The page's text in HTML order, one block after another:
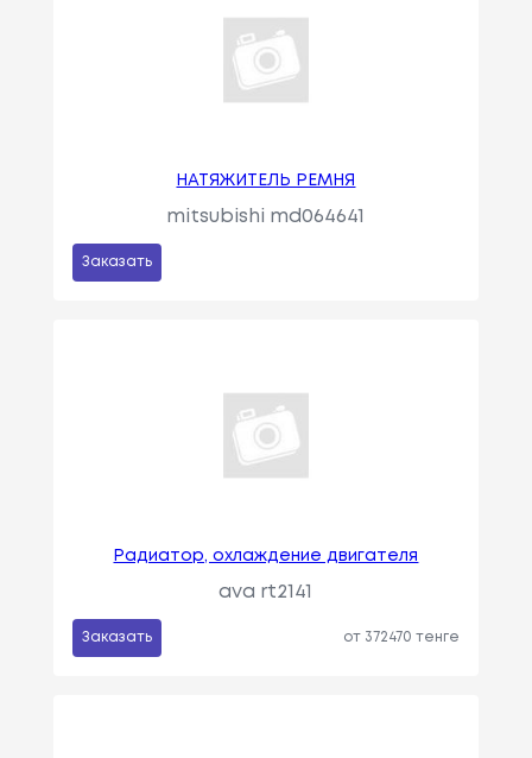
НАТЯЖИТЕЛЬ РЕМНЯ
mitsubishi md064641
Заказать
Радиатор, охлаждение двигателя
ava rt2141
Заказать от 372470 тенге